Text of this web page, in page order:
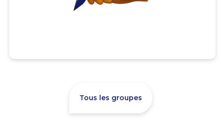
Tous les groupes